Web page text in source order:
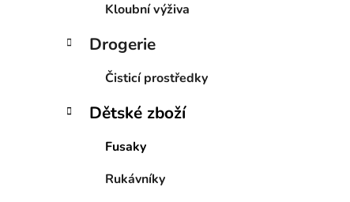
Kloubní výživa
Drogerie
Čisticí prostředky
Dětské zboží
Fusaky
Rukávníky